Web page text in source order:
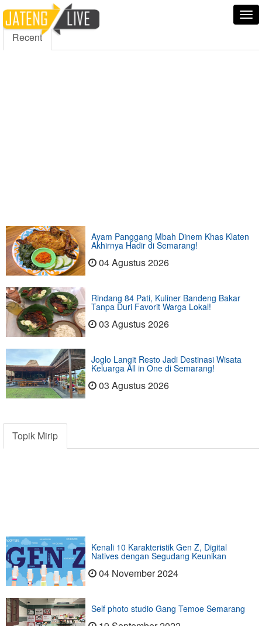
5000 Fans Followers
Recent
Ayam Panggang Mbah Dinem Khas Klaten
Akhirnya Hadir di Semarang!
04 Agustus 2026
Rindang 84 Pati, Kuliner Bandeng Bakar
Tanpa Duri Favorit Warga Lokal!
03 Agustus 2026
Joglo Langit Resto Jadi Destinasi Wisata
Keluarga All in One di Semarang!
03 Agustus 2026
Topik Mirip
Kenali 10 Karakteristik Gen Z, Digital
Natives dengan Segudang Keunikan
04 November 2024
Self photo studio Gang Temoe Semarang